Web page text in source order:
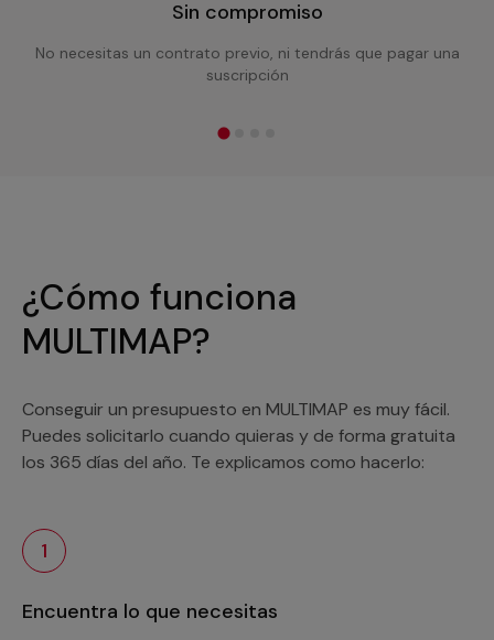
Sin compromiso
No necesitas un contrato previo, ni tendrás que pagar una
suscripción
¿Cómo funciona
MULTIMAP?
Conseguir un presupuesto en MULTIMAP es muy fácil.
Puedes solicitarlo cuando quieras y de forma gratuita
los 365 días del año. Te explicamos como hacerlo:
1
Encuentra lo que necesitas